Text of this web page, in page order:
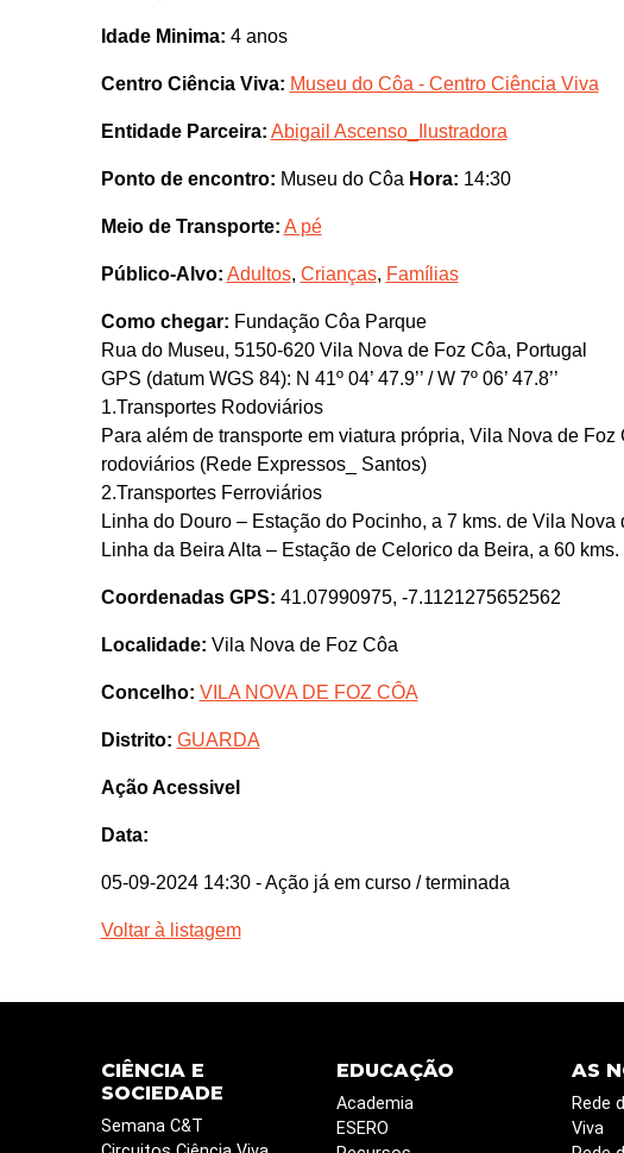
Idade Minima: 4 anos
Centro Ciência Viva: Museu do Côa - Centro Ciência Viva
Entidade Parceira: Abigail Ascenso_Ilustradora
Ponto de encontro: Museu do Côa Hora: 14:30
Meio de Transporte: A pé
Público-Alvo: Adultos, Crianças, Famílias
Como chegar: Fundação Côa Parque
Rua do Museu, 5150-620 Vila Nova de Foz Côa, Portugal
GPS (datum WGS 84): N 41º 04’ 47.9’’ / W 7º 06’ 47.8’’
1.Transportes Rodoviários
Para além de transporte em viatura própria, Vila Nova de
rodoviários (Rede Expressos_ Santos)
2.Transportes Ferroviários
Linha do Douro – Estação do Pocinho, a 7 kms. de Vila Nova
Linha da Beira Alta – Estação de Celorico da Beira, a 60
Coordenadas GPS: 41.07990975, -7.1121275652562
Localidade: Vila Nova de Foz Côa
Concelho: VILA NOVA DE FOZ CÔA
Distrito: GUARDA
Ação Acessivel
Data:
05-09-2024 14:30 - Ação já em curso / terminada
Voltar à listagem
CIÊNCIA E
SOCIEDADE
Semana C&T
EDUCAÇÃO
Academia
ESERO
AS
Rede
Viva